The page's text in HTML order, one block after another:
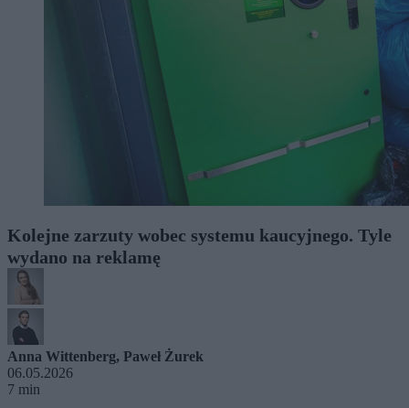
Kolejne zarzuty wobec systemu kaucyjnego. Tyle
wydano na reklamę
Anna Wittenberg, Paweł Żurek
06.05.2026
7 min